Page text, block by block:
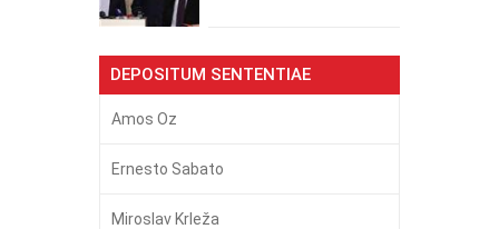
DEPOSITUM SENTENTIAE
Amos Oz
Ernesto Sabato
Miroslav Krleža